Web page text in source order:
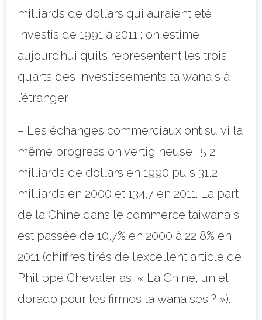
milliards de dollars qui auraient été
investis de 1991 à 2011 ; on estime
aujourd’hui qu’ils représentent les trois
quarts des investissements taiwanais à
l’étranger.
– Les échanges commerciaux ont suivi la
même progression vertigineuse : 5,2
milliards de dollars en 1990 puis 31,2
milliards en 2000 et 134,7 en 2011. La part
de la Chine dans le commerce taiwanais
est passée de 10,7% en 2000 à 22,8% en
2011 (chiffres tirés de l’excellent article de
Philippe Chevalerias, « La Chine, un el
dorado pour les firmes taiwanaises ? »).